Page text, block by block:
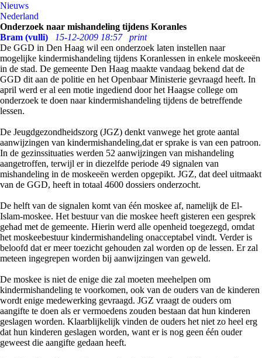
Nieuws
Nederland
Onderzoek naar mishandeling tijdens Koranles
Bram (vulli)
15-12-2009 18:57
print
De GGD in Den Haag wil een onderzoek laten instellen naar
mogelijke kindermishandeling tijdens Koranlessen in enkele moskeeën
in de stad. De gemeente Den Haag maakte vandaag bekend dat de
GGD dit aan de politie en het Openbaar Ministerie gevraagd heeft. In
april werd er al een motie ingediend door het Haagse college om
onderzoek te doen naar kindermishandeling tijdens de betreffende
lessen.
De Jeugdgezondheidszorg (JGZ) denkt vanwege het grote aantal
aanwijzingen van kindermishandeling,dat er sprake is van een patroon.
In de gezinssituaties werden 52 aanwijzingen van mishandeling
aangetroffen, terwijl er in diezelfde periode 49 signalen van
mishandeling in de moskeeën werden opgepikt. JGZ, dat deel uitmaakt
van de GGD, heeft in totaal 4600 dossiers onderzocht.
De helft van de signalen komt van één moskee af, namelijk de El-
Islam-moskee. Het bestuur van die moskee heeft gisteren een gesprek
gehad met de gemeente. Hierin werd alle openheid toegezegd, omdat
het moskeebestuur kindermishandeling onacceptabel vindt. Verder is
beloofd dat er meer toezicht gehouden zal worden op de lessen. Er zal
meteen ingegrepen worden bij aanwijzingen van geweld.
De moskee is niet de enige die zal moeten meehelpen om
kindermishandeling te voorkomen, ook van de ouders van de kinderen
wordt enige medewerking gevraagd. JGZ vraagt de ouders om
aangifte te doen als er vermoedens zouden bestaan dat hun kinderen
geslagen worden. Klaarblijkelijk vinden de ouders het niet zo heel erg
dat hun kinderen geslagen worden, want er is nog geen één ouder
geweest die aangifte gedaan heeft.